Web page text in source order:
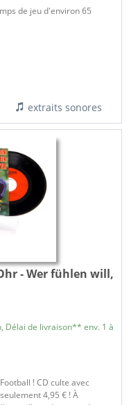
de jeu d'environ 65
extraits sonores
- Wer fühlen will,
Délai de livraison** env. 1 à
! CD culte avec
4,95 € ! À